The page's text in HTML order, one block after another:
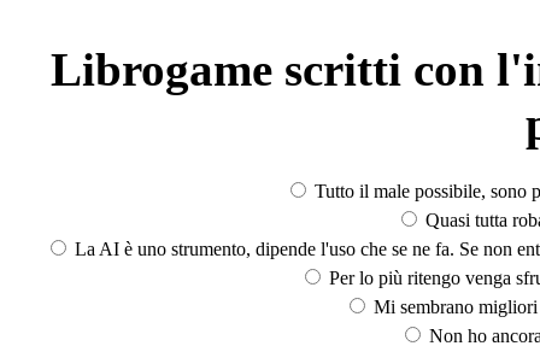
Librogame scritti con
Tutto il male possibile, sono
Quasi tutta
La AI è uno strumento, dipende l'uso che se ne fa. Se non
Per lo più ritengo venga
Mi sembrano
Non ho